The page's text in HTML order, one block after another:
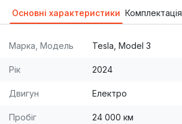
Основні характеристики Комплектація
Марка, Модель Tesla, Model 3
Рік 2024
Двигун Електро
Пробіг 24 000 км